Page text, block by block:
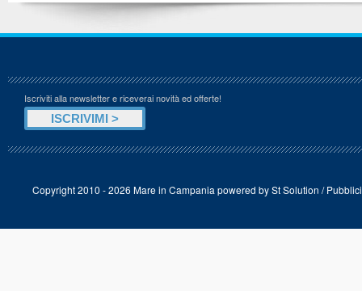
Iscriviti alla newsletter e riceverai novità ed offerte!
Copyright 2010 - 2026 Mare in Campania powered bySt Solution /